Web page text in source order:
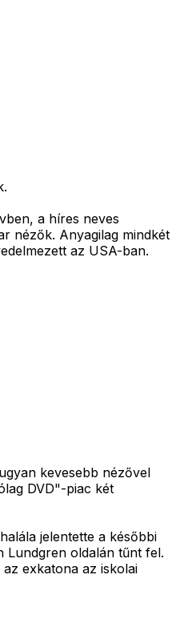
a híres neves
nézők. Anyagilag mindkét
az USA-ban.
kevesebb nézővel
DVD"-piac két
jelentette a későbbi
Lundgren oldalán tűnt fel.
exkatona az iskolai